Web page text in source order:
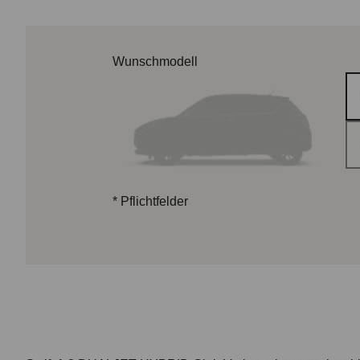
Wunschmodell
* Pflichtfelder